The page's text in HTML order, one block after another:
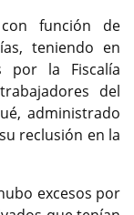
función de
teniendo en
por la Fiscalía
del
administrado
reclusión en la
excesos por